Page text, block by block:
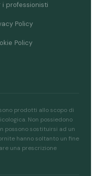
i professionisti
Policy
Policy
prodotti allo scopo di
Non possiedono
possono sostituirsi ad un
hanno soltanto un fine
una prescrizione